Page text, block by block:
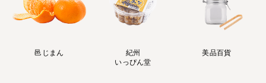
邑じまん
紀州
いっぴん堂
美品百貨